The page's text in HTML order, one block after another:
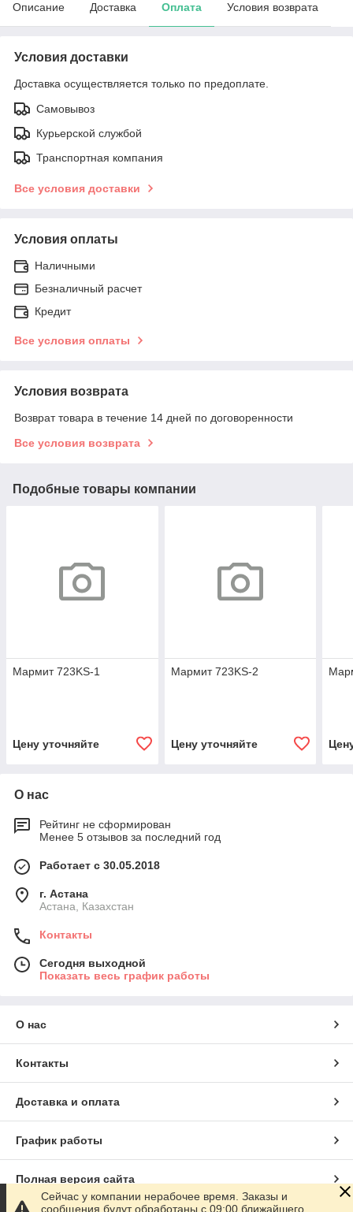
Описание Доставка Оплата Условия возврата
Условия доставки
Доставка осуществляется только по предоплате.
Самовывоз
Курьерской службой
Транспортная компания
Все условия доставки
Условия оплаты
Наличными
Безналичный расчет
Кредит
Все условия оплаты
Условия возврата
Возврат товара в течение 14 дней по договоренности
Все условия возврата
Подобные товары компании
Мармит 723KS-1
Цену уточняйте
Мармит 723KS-2
Цену уточняйте
О нас
Рейтинг не сформирован
Менее 5 отзывов за последний год
Работает с 30.05.2018
г. Астана
Астана, Казахстан
Контакты
Сегодня выходной
Показать весь график работы
О нас
Контакты
Доставка и оплата
График работы
Полная версия сайта
Сейчас у компании нерабочее время. Заказы и
сообщения будут обработаны с 09:00 ближайшего